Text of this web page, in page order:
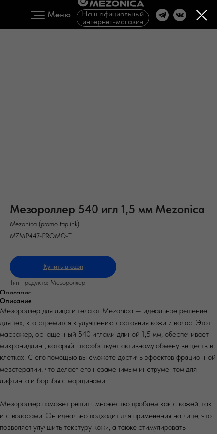
Меню
Наш официальный
интернет-магазин
Мезороллер 540 игл 1,5 мм Mezonica
Mezonica (promo taplink)
MZMP447-PROMO-T
Купить в ozon
Тип продукта: Мезороллер
Описание
Описание
Мезороллер для лица и тела от Mezonica — идеальное решение
для тех, кто стремится к улучшению состояния кожи и волос. Этот
массажер, оснащенный 540 иглами длиной 1,5 мм, обеспечивает
микронидлинг, который способствует активному обмену веществ в
клетках. С его помощью вы сможете достичь эффектов фрационной
мезотерапии, что делает его незаменимым инструментом для
лифтинга и борьбы с морщинами.
Мезороллер поможет решить множество проблем как с кожей, так
и с волосами. Он идеально подходит для применения на лице, что
позволяет улучшить текстуру кожи, а также стимулировать